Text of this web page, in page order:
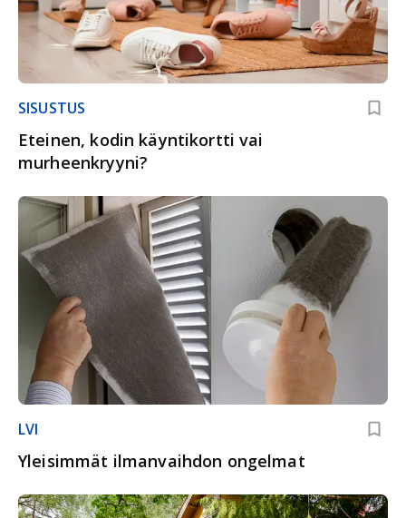
SISUSTUS
Eteinen, kodin käyntikortti vai
murheenkryyni?
LVI
Yleisimmät ilmanvaihdon ongelmat